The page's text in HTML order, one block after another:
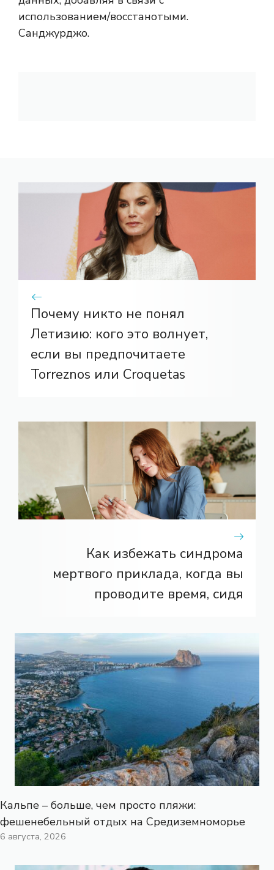
использованием/восстанотыми.
Санджурджо.
Почему никто не понял
Летизию: кого это волнует,
если вы предпочитаете
Torreznos или Croquetas
Как избежать синдрома
мертвого приклада, когда вы
проводите время, сидя
Кальпе – больше, чем просто пляжи:
фешенебельный отдых на Средиземноморье
6 августа, 2026